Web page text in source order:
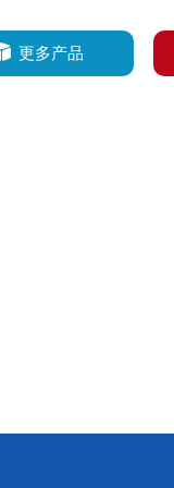
更多产品